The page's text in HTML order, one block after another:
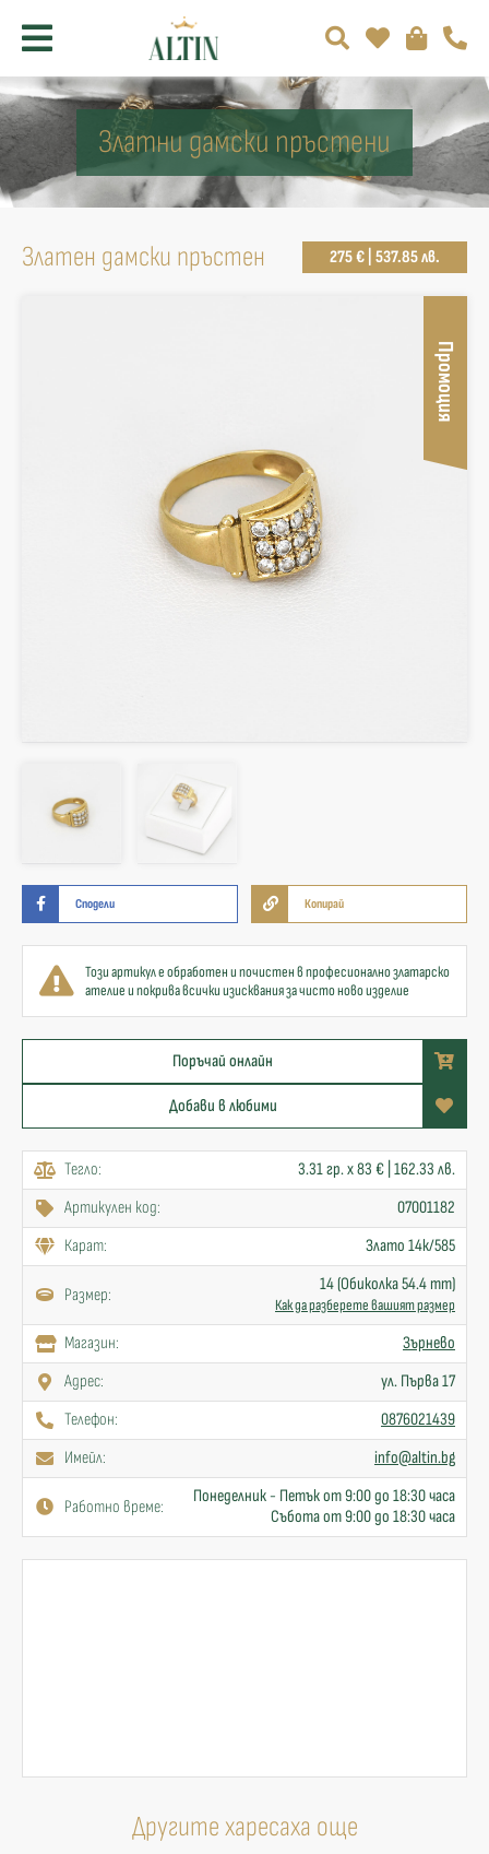
Златни дамски пръстени
Златен дамски пръстен 275 € | 537.85 лв.
Промоция
Сподели Копирай
Този артикул е обработен и почистен в професионално златарско
ателие и покрива всички изисквания за чисто ново изделие
Поръчай онлайн
Добави в любими
Тегло:
3.31 гр. x 83 € | 162.33 лв.
Артикулен код:
07001182
Карат:
Злато 14к/585
Размер: 14 (Обиколка 54.4 mm)
Как да разберете вашият размер
Mагазин:
Зърнево
Адрес:
ул. Първа 17
Телефон:
0876021439
Имейл:
info@altin.bg
Работно време:
Понеделник - Петък от 9:00 до 18:30 часа
Събота от 9:00 до 18:30 часа
Другите харесаха още